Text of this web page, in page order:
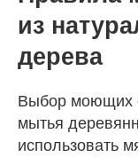
из
дерева
Выбор моющих
мытья
использовать